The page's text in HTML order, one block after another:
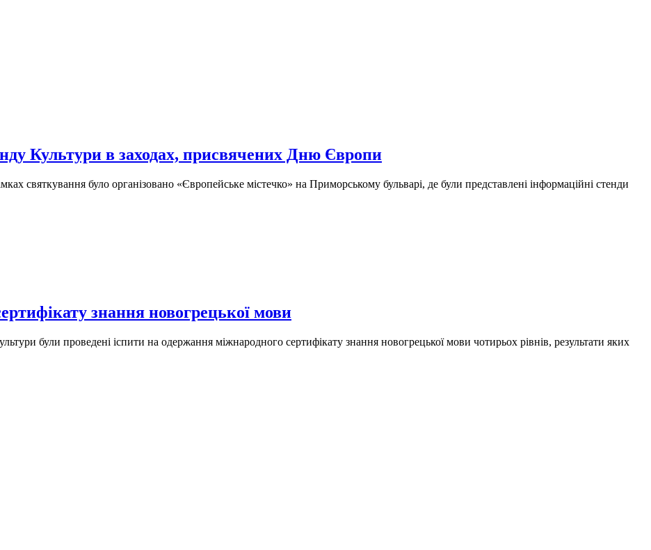
Культури в заходах, присвячених Дню Європи
святкування було організовано «Європейське містечко» на Приморському бульварі, де були представлені інформаційні стенди
знання новогрецької мови
були проведені іспити на одержання міжнародного сертифікату знання новогрецької мови чотирьох рівнів, результати яких